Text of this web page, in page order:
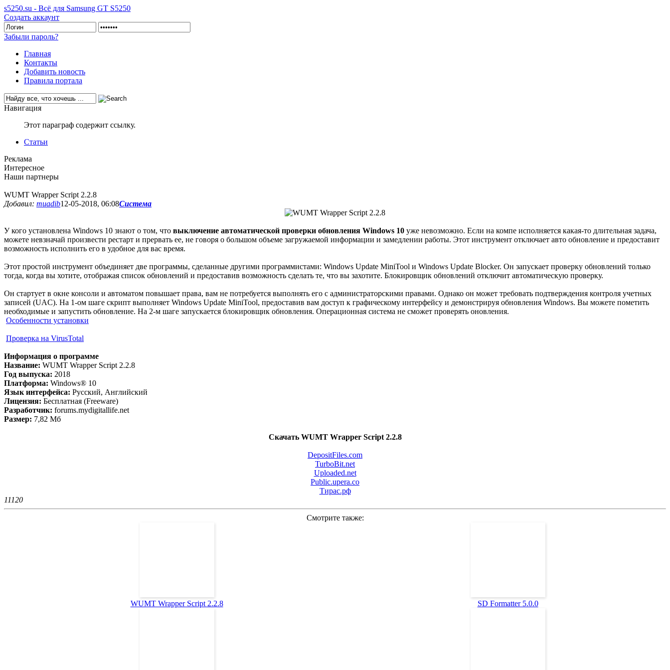
s5250.su - Всё для Samsung GT S5250
Создать аккаунт
Забыли пароль?
Главная
Контакты
Добавить новость
Правила портала
Навигация
Этот параграф содержит ссылку.
Статьи
Реклама
Интересное
Наши партнеры
WUMT Wrapper Script 2.2.8
Добавил: muadib12-05-2018, 06:08Система
У кого установлена Windows 10 знают о том, что выключение автоматической проверки обновления Windows 10 уже невозможно. Если на компе исполняется какая-то длительная задача,
можете невзначай произвести рестарт и прервать ее, не говоря о большом объеме загружаемой информации и замедлении работы. Этот инструмент отключает авто обновление и предоставит
возможность исполнить его в удобное для вас время.
Этот простой инструмент объединяет две программы, сделанные другими программистами: Windows Update MiniTool и Windows Update Blocker. Он запускает проверку обновлений только
тогда, когда вы хотите, отображая список обновлений и предоставив возможность сделать те, что вы захотите. Блокировщик обновлений отключит автоматическую проверку.
Он стартует в окне консоли и автоматом повышает права, вам не потребуется выполнять его с администраторскими правами. Однако он может требовать подтверждения контроля учетных
записей (UAC). На 1-ом шаге скрипт выполняет Windows Update MiniTool, предоставив вам доступ к графическому интерфейсу и демонстрируя обновления Windows. Вы можете пометить
необходимые и запустить обновление. На 2-м шаге запускается блокировщик обновления. Операционная система не cможет проверять оновления.
Особенности установки
Проверка на VirusTotal
Информация о программе
Название: WUMT Wrapper Script 2.2.8
Год выпуска: 2018
Платформа: Windows® 10
Язык интерфейса: Русский, Английский
Лицензия: Бесплатная (Freeware)
Разработчик: forums.mydigitallife.net
Размер: 7,82 Мб
Скачать WUMT Wrapper Script 2.2.8
DepositFiles.com
TurboBit.net
Uploaded.net
Public.upera.co
Тирас.рф
11120
Смотрите также:
WUMT Wrapper Script 2.2.8 SD Formatter 5.0.0